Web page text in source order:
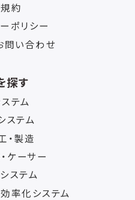
約
ポリシー
問い合わせ
探す
テム
ステム
・製造
ケーサー
ステム
率化システム